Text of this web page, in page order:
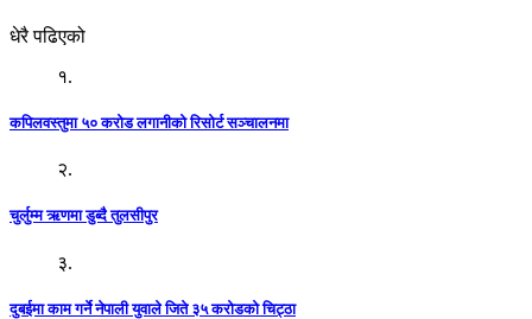
धेरै पढिएको
१.
कपिलवस्तुमा ५० करोड लगानीको रिसोर्ट सञ्चालनमा
२.
चुर्लुम्म ऋणमा डुब्दै तुलसीपुर
३.
दुबईमा काम गर्ने नेपाली युवाले जिते ३५ करोडको चिट्ठा